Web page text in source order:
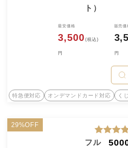
ト）
最安価格
3,500 (税込)
円
販売価
円
特急便対応 オンデマンドカード対応 く
29%OFF
フル